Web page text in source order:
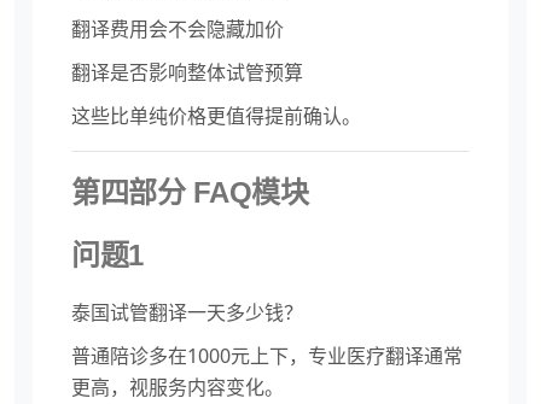
翻译费用会不会隐藏加价
翻译是否影响整体试管预算
这些比单纯价格更值得提前确认。
第四部分 FAQ模块
问题1
泰国试管翻译一天多少钱？
普通陪诊多在1000元上下，专业医疗翻译通常
更高，视服务内容变化。